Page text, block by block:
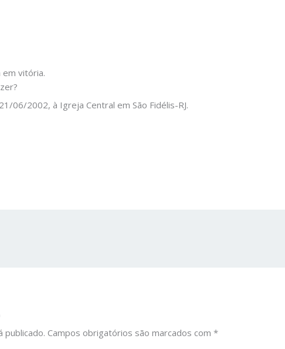
em vitória.
06/2002, à Igreja Central em São Fidélis-RJ.
publicado. Campos obrigatórios são marcados com*